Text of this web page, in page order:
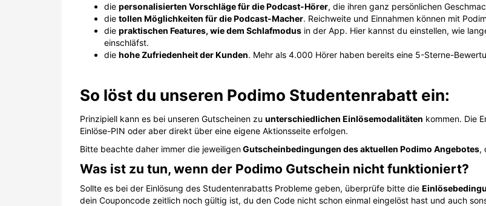
die personalisierten Vorschläge für die Podcast-Hörer, die ihren ganz persönlichen
die tollen Möglichkeiten für die Podcast-Macher. Reichweite und Einnahmen können mit
die praktischen Features, wie dem Schlafmodus in der App. Hier kannst du einstellen, wie
einschläfst.
die hohe Zufriedenheit der Kunden. Mehr als 4.000 Hörer haben bereits eine 5-Sterne-
So löst du unseren Podimo Studentenrabatt ein:
Prinzipiell kann es bei unseren Gutscheinen zu unterschiedlichen Einlösemodalitäten kommen. Die
Einlöse-PIN oder aber direkt über eine eigene Aktionsseite erfolgen.
Bitte beachte daher immer die jeweiligenGutscheinbedingungen des aktuellen Podimo Angebotes,
Was ist zu tun, wenn der Podimo Gutschein nicht funktioniert?
Sollte es bei der Einlösung des Studentenrabatts Probleme geben, überprüfe bitte die
dein Couponcode zeitlich noch gültig ist, du den Code nicht schon einmal eingelöst hast und auch